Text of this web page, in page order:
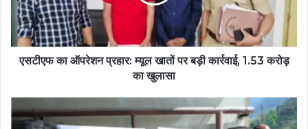
एसटीएफ का ऑपरेशन प्रहार: म्यूल खातों पर बड़ी कार्रवाई, 1.53 करोड़
का खुलासा